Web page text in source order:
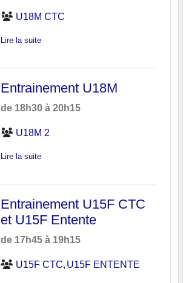
U18M CTC
Lire la suite
Entrainement U18M
de 18h30 à 20h15
U18M 2
Lire la suite
Entrainement U15F CTC
et U15F Entente
de 17h45 à 19h15
U15F CTC U15F ENTENTE